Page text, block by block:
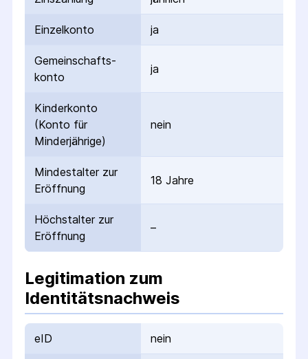
Einzelkonto ja
Gemeinschafts­
konto
ja
Kinderkonto
(Konto für
Minderjährige)
nein
Mindestalter zur
Eröffnung
18 Jahre
Höchstalter zur
Eröffnung
–
Legitimation zum
Identitätsnachweis
eID nein